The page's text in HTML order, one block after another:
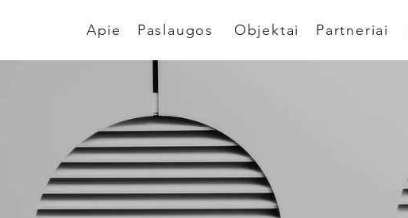
Apie Paslaugos Objektai Partneriai